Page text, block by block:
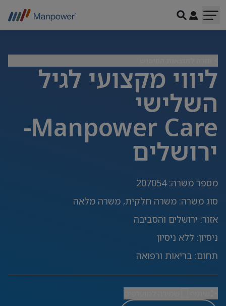
ליווי מקצועי לגיל
השלישי
Manpower Care-
ירושלים
מספר משרה:
207054
סוג משרה: משרה חלקית, משרה מלאה
אזור: ירושלים והסביבה
ניסיון: ללא ניסיון
תחום: בריאות ורפואה